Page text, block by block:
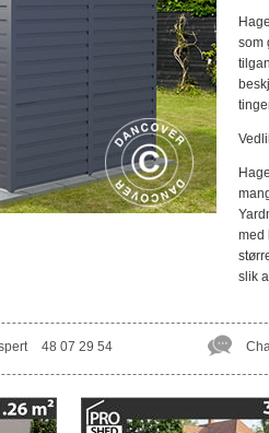
som
med
slik
48 07 29 54